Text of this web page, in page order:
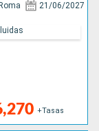
21/06/2027
+Tasas